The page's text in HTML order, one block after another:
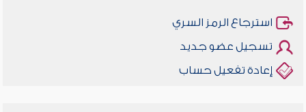
استرجاع الرمز السري
تسجيل عضو جديد
إعادة تفعيل حساب